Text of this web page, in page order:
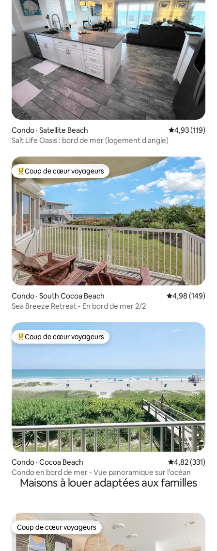
Condo · Satellite Beach Note
4,93 (119)
Salt Life Oasis : bord de mer (logement d'angle)
Coup de cœur voyageurs parmi les plus aimés
Coup de cœur voyageurs
Condo · South Cocoa Beach Note
4,98 (149)
Sea Breeze Retreat - En bord de mer 2/2
Coup de cœur voyageurs parmi les plus aimés
Coup de cœur voyageurs
Condo · Cocoa Beach Note
4,82 (331)
Condo en bord de mer - Vue panoramique sur l'océan
Maisons à louer adaptées aux familles
Coup de cœur voyageurs
Coup de cœur voyageurs